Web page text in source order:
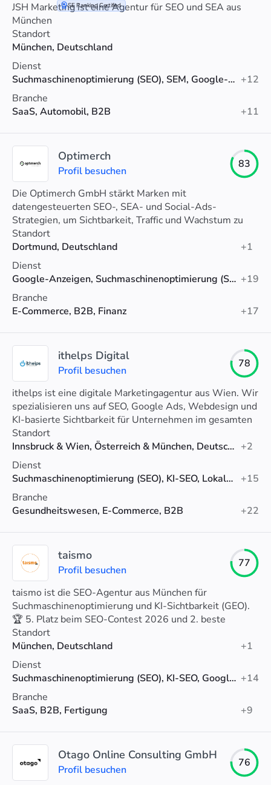
SE Ranking Certified
JSH Marketing ist eine Agentur für SEO und SEA aus
München
Standort
München, Deutschland
Dienst
Suchmaschinenoptimierung (SEO), SEM, Google-Anzeigen +12
Branche
SaaS, Automobil, B2B
+11
Optimerch
Profil besuchen
83
Die Optimerch GmbH stärkt Marken mit
datengesteuerten SEO-, SEA- und Social-Ads-
Strategien, um Sichtbarkeit, Traffic und Wachstum zu
steigern.
Standort
Dortmund, Deutschland
+1
Dienst
Google-Anzeigen, Suchmaschinenoptimierung (SEO), Social-Media-Werbung +19
Branche
E-Commerce, B2B, Finanz
+17
ithelps Digital
Profil besuchen
78
ithelps ist eine digitale Marketingagentur aus Wien. Wir
spezialisieren uns auf SEO, Google Ads, Webdesign und
KI-basierte Sichtbarkeit für Unternehmen im gesamten
DACH-Raum.
Standort
Innsbruck & Wien, Österreich & München, Deutschland +2
Dienst
Suchmaschinenoptimierung (SEO), KI-SEO, Lokales SEO
+15
Branche
Gesundheitswesen, E-Commerce, B2B
+22
taismo
Profil besuchen
77
taismo ist die SEO-Agentur aus München für
Suchmaschinenoptimierung und KI-Sichtbarkeit (GEO).
🏆 5. Platz beim SEO-Contest 2026 und 2. beste
Agentur Münchens (Agenturtipp).
Standort
München, Deutschland
+1
Dienst
Suchmaschinenoptimierung (SEO), KI-SEO, Google-Anzeigen +14
Branche
SaaS, B2B, Fertigung
+9
Otago Online Consulting GmbH
Profil besuchen
76